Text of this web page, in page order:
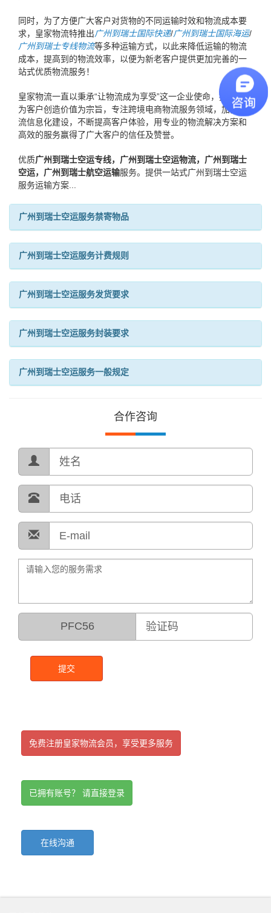
同时，为了方便广大客户对货物的不同运输时效和物流成本要
求，皇家物流特推出广州到瑞士国际快递/广州到瑞士国际海运/
广州到瑞士专线物流等多种运输方式，以此来降低运输的物流
成本，提高到的物流效率，以便为新老客户提供更加完善的一
站式优质物流服务！
皇家物流一直以秉承“让物流成为享受”这一企业使命，持续提升
为客户创造价值为宗旨，专注跨境电商物流服务领域，加强物
流信息化建设，不断提高客户体验，用专业的物流解决方案和
高效的服务赢得了广大客户的信任及赞誉。
优质广州到瑞士空运专线，广州到瑞士空运物流，广州到瑞士
空运，广州到瑞士航空运输服务。提供一站式广州到瑞士空运
服务运输方案...
广州到瑞士空运服务禁寄物品
广州到瑞士空运服务计费规则
广州到瑞士空运服务发货要求
广州到瑞士空运服务封装要求
广州到瑞士空运服务一般规定
合作咨询
PFC56
提交
免费注册皇家物流会员，享受更多服务
已拥有账号？ 请直接登录
在线沟通